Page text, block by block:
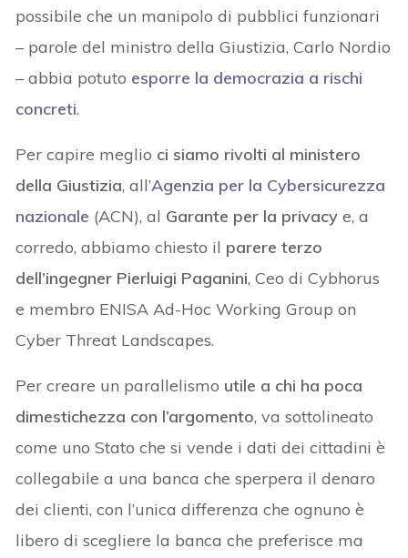
possibile che un manipolo di pubblici funzionari
– parole del ministro della Giustizia, Carlo Nordio
– abbia potuto esporre la democrazia a rischi
concreti.
Per capire meglio ci siamo rivolti al ministero
della Giustizia, all’Agenzia per la Cybersicurezza
nazionale (ACN), al Garante per la privacy e, a
corredo, abbiamo chiesto il parere terzo
dell’ingegner Pierluigi Paganini, Ceo di Cybhorus
e membro ENISA Ad-Hoc Working Group on
Cyber Threat Landscapes.
Per creare un parallelismo utile a chi ha poca
dimestichezza con l’argomento, va sottolineato
come uno Stato che si vende i dati dei cittadini è
collegabile a una banca che sperpera il denaro
dei clienti, con l’unica differenza che ognuno è
libero di scegliere la banca che preferisce ma